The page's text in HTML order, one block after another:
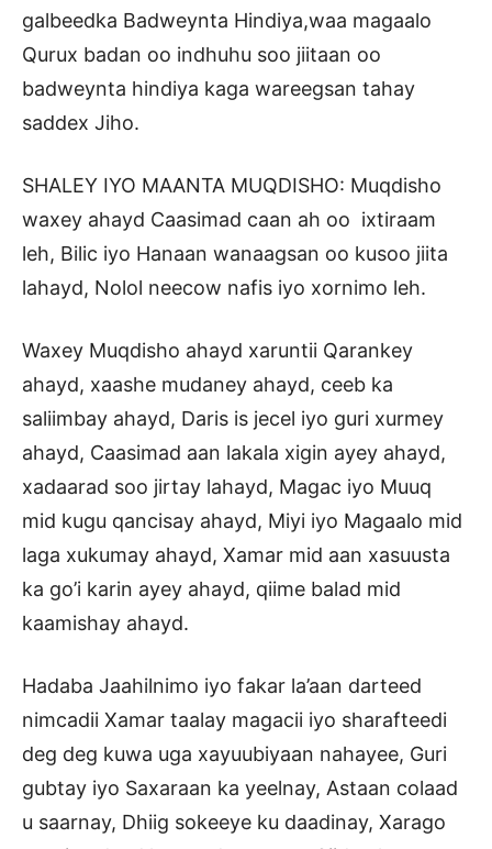
galbeedka Badweynta Hindiya,waa magaalo
Qurux badan oo indhuhu soo jiitaan oo
badweynta hindiya kaga wareegsan tahay
saddex Jiho.
SHALEY IYO MAANTA MUQDISHO: Muqdisho
waxey ahayd Caasimad caan ah oo ixtiraam
leh, Bilic iyo Hanaan wanaagsan oo kusoo jiita
lahayd, Nolol neecow nafis iyo xornimo leh.
Waxey Muqdisho ahayd xaruntii Qarankey
ahayd, xaashe mudaney ahayd, ceeb ka
saliimbay ahayd, Daris is jecel iyo guri xurmey
ahayd, Caasimad aan lakala xigin ayey ahayd,
xadaarad soo jirtay lahayd, Magac iyo Muuq
mid kugu qancisay ahayd, Miyi iyo Magaalo mid
laga xukumay ahayd, Xamar mid aan xasuusta
ka go’i karin ayey ahayd, qiime balad mid
kaamishay ahayd.
Hadaba Jaahilnimo iyo fakar la’aan darteed
nimcadii Xamar taalay magacii iyo sharafteedi
deg deg kuwa uga xayuubiyaan nahayee, Guri
gubtay iyo Saxaraan ka yeelnay, Astaan colaad
u saarnay, Dhiig sokeeye ku daadinay, Xarago